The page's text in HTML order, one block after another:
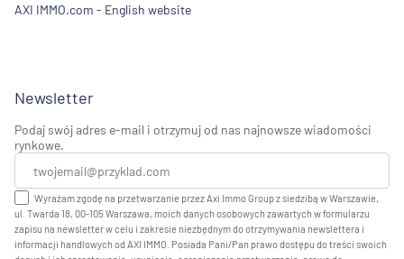
AXI IMMO.com - English website
Newsletter
Podaj swój adres e-mail i otrzymuj od nas najnowsze wiadomości
rynkowe.
Wyrażam zgodę na przetwarzanie przez Axi Immo Group z siedzibą w Warszawie,
ul. Twarda 18, 00-105 Warszawa, moich danych osobowych zawartych w formularzu
zapisu na newsletter w celu i zakresie niezbędnym do otrzymywania newslettera i
informacji handlowych od AXI IMMO. Posiada Pani/Pan prawo dostępu do treści swoich